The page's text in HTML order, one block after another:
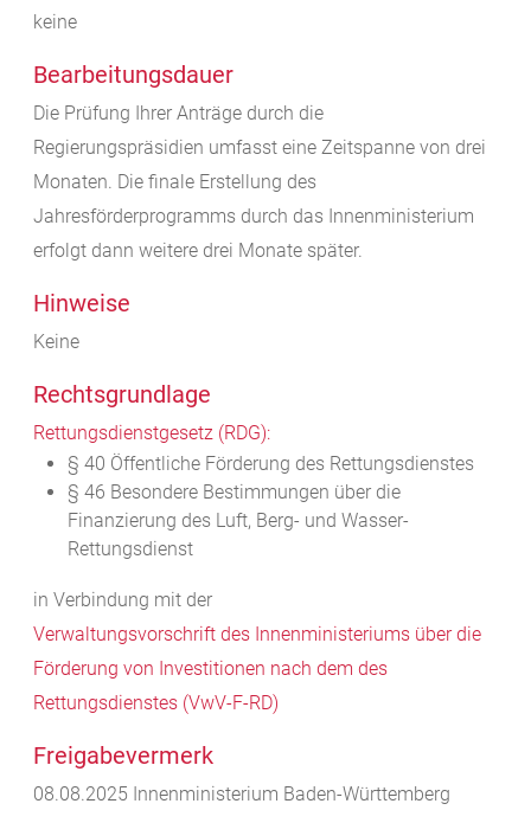
keine
Bearbeitungsdauer
Die Prüfung Ihrer Anträge durch die
Regierungspräsidien umfasst eine Zeitspanne von drei
Monaten. Die finale Erstellung des
Jahresförderprogramms durch das Innenministerium
erfolgt dann weitere drei Monate später.
Hinweise
Keine
Rechtsgrundlage
Rettungsdienstgesetz (RDG):
§ 40 Öffentliche Förderung des Rettungsdienstes
§ 46 Besondere Bestimmungen über die
Finanzierung des Luft, Berg- und Wasser-
Rettungsdienst
in Verbindung mit der
Verwaltungsvorschrift des Innenministeriums über die
Förderung von Investitionen nach dem des
Rettungsdienstes (VwV-F-RD)
Freigabevermerk
08.08.2025 Innenministerium Baden-Württemberg